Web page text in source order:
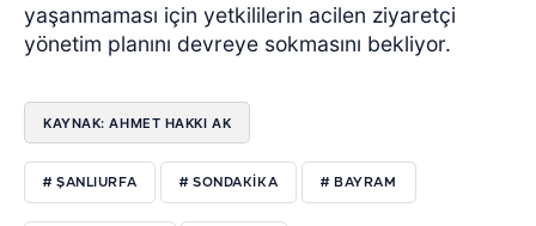
yaşanmaması için yetkililerin acilen ziyaretçi
yönetim planını devreye sokmasını bekliyor.
KAYNAK: AHMET HAKKI AK
# ŞANLIURFA # SONDAKIKA # BAYRAM